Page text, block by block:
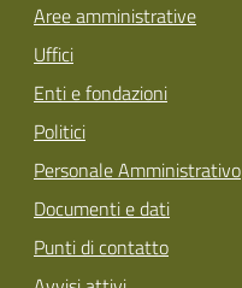
Aree amministrative
Uffici
Enti e fondazioni
Politici
Personale Amministrativo
Documenti e dati
Punti di contatto